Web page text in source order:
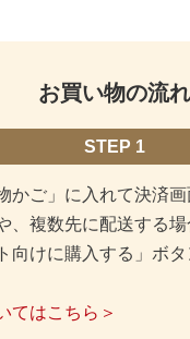
お買い物の流れ
STEP 1
かご」に入れて決済画
複数先に配送する場
向けに購入する」ボ
てはこちら＞